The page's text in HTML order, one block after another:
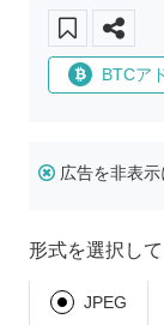
BTCア
広告を非表示
形式を選択し
JPEG